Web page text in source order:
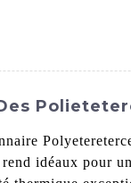
idéaux pour